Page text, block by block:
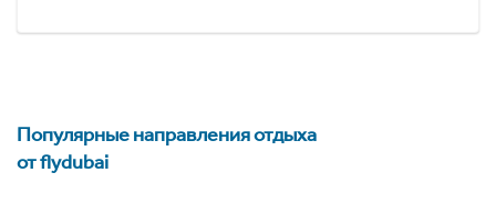
Популярные направления отдыха
от flydubai